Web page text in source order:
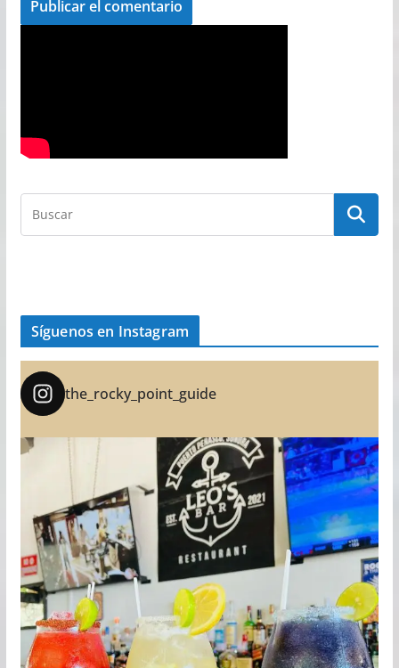
Síguenos en Instagram
the_rocky_point_guide